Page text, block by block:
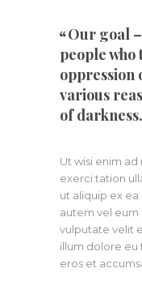
Our goal
people
oppression
various
of darkness.
Ut wisi enim
exerci tation
ut aliquip ex
autem vel eum
vulputate velit
illum dolore eu
eros et